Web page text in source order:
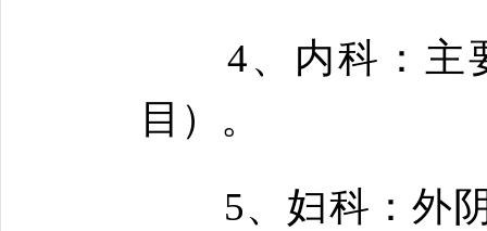
4、内科：主要
目）。
5、妇科：外阴